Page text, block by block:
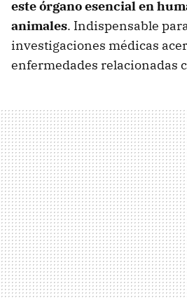
este órgano esencial en
animales. Indispensable
investigaciones médicas
enfermedades relacionadas